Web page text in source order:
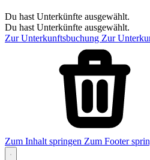
Du hast Unterkünfte ausgewählt.
Du hast Unterkünfte ausgewählt.
Zur Unterkunftsbuchung Zur
Zum Inhalt springen Zum Footer